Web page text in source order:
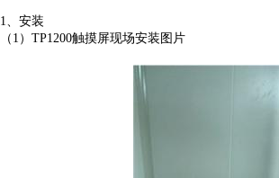
1、安装
（1）TP1200触摸屏现场安装图片